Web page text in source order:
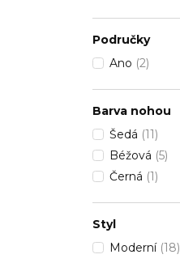
Područky
Ano (2)
Barva nohou
Šedá (11)
Béžová (5)
Černá (1)
Styl
Moderní (18)